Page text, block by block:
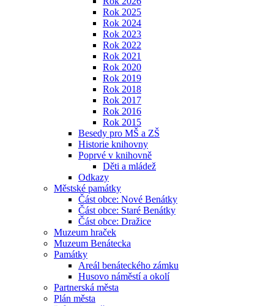
Rok 2025
Rok 2024
Rok 2023
Rok 2022
Rok 2021
Rok 2020
Rok 2019
Rok 2018
Rok 2017
Rok 2016
Rok 2015
Besedy pro MŠ a ZŠ
Historie knihovny
Poprvé v knihovně
Děti a mládež
Odkazy
Městské památky
Část obce: Nové Benátky
Část obce: Staré Benátky
Část obce: Dražice
Muzeum hraček
Muzeum Benátecka
Památky
Areál benáteckého zámku
Husovo náměstí a okolí
Partnerská města
Plán města